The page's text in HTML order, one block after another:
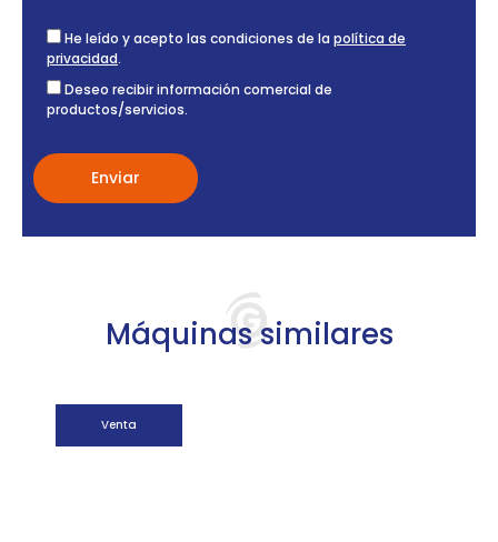
He leído y acepto las condiciones de la política de
privacidad.
Deseo recibir información comercial de
productos/servicios.
Máquinas similares
Venta